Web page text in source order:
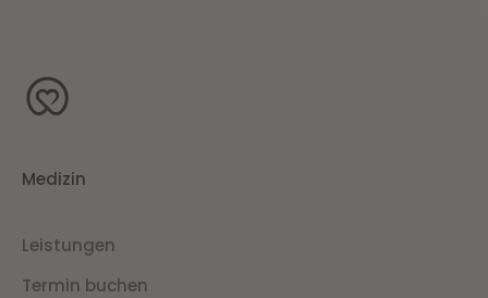
Medizin
Leistungen
Termin buchen